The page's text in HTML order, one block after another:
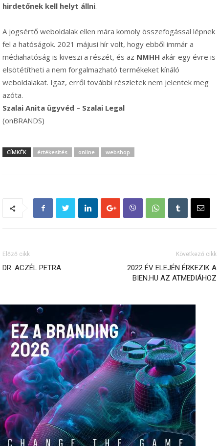
hirdetőnek kell helyt állni.
A jogsértő weboldalak ellen mára komoly összefogással lépnek
fel a hatóságok. 2021 májusi hír volt, hogy ebből immár a
médiahatóság is kiveszi a részét, és az NMHH akár egy évre is
elsötétítheti a nem forgalmazható termékeket kínáló
weboldalakat. Igaz, erről további részletek nem jelentek meg
azóta.
Szalai Anita ügyvéd – Szalai Legal
(onBRANDS)
CÍMKÉK értékesítés online webshop
Előző cikk
DR. ACZÉL PETRA
Következő cikk
2022 ÉV ELEJÉN ÉRKEZIK A
BIEN.HU AZ ATMEDIÁHOZ